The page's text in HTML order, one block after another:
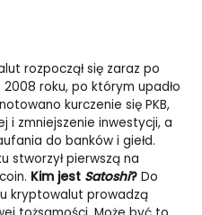
rozpoczął się zaraz po
roku, po którym upadło
kurczenie się PKB,
i zmniejszenie inwestycji, a
do banków i giełd.
stworzył pierwszą na
Kim jest Satoshi? Do
kryptowalut prowadzą